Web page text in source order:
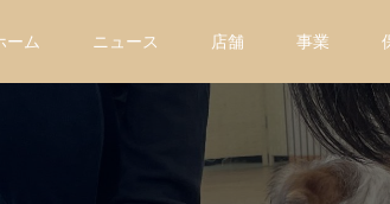
ーム ニュース 店舗 事業